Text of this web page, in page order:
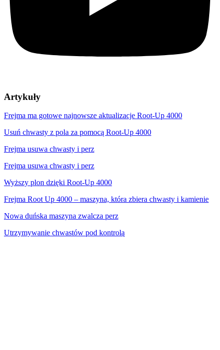
Artykuły
Frejma ma gotowe najnowsze aktualizacje Root-Up 4000
Usuń chwasty z pola za pomocą Root-Up 4000
Frejma usuwa chwasty i perz
Frejma usuwa chwasty i perz
Wyższy plon dzięki Root-Up 4000
Frejma Root Up 4000 – maszyna, która zbiera chwasty i kamienie
Nowa duńska maszyna zwalcza perz
Utrzymywanie chwastów pod kontrolą